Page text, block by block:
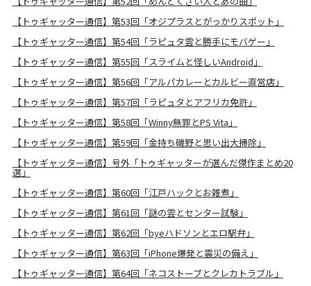
【トゥギャッター通信】第53回「オジプラスとがっかりスポット」
【トゥギャッター通信】第54回「ラピュタ雲と勝手にモバゲー」
【トゥギャッター通信】第55回「スライムと怪しいAndroid」
【トゥギャッター通信】第56回「アルパカレーとカルビー直営店」
【トゥギャッター通信】第57回「ラピュタとアフリカ免許」
【トゥギャッター通信】第58回「Winny無罪とPS Vita」
【トゥギャッター通信】第59回「金持ち磯野と思い出大掃除」
【トゥギャッター通信】号外「トゥギャッターが選んだ傑作まとめ20
選」
【トゥギャッター通信】第60回「江戸ハックとお雑煮」
【トゥギャッター通信】第61回「謎の雲とセンター試験」
【トゥギャッター通信】第62回「byeハドソンとエロ駅弁」
【トゥギャッター通信】第63回「iPhone爆発と震災の備え」
【トゥギャッター通信】第64回「ネコストーブとクレカトラブル」